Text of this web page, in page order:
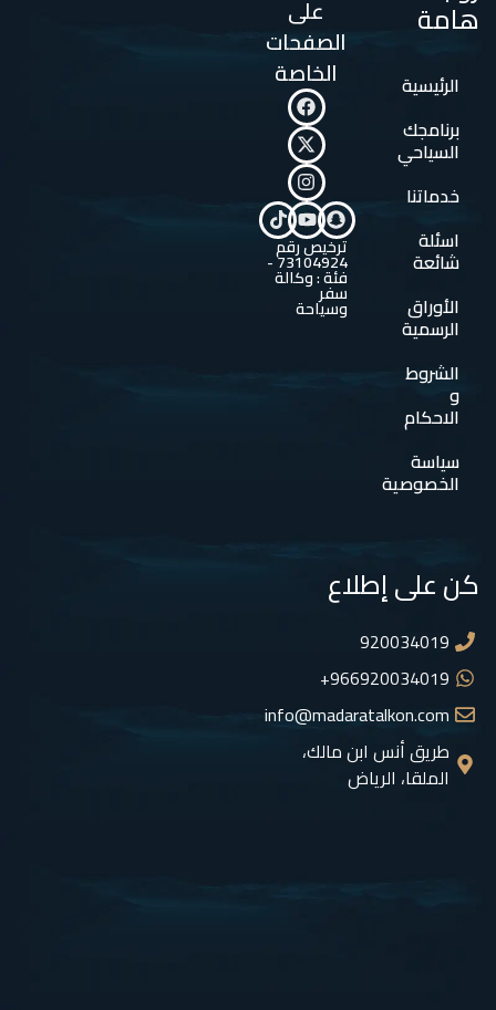
هامة
الرئيسية
برنامجك
السياحي
خدماتنا
اسئلة
شائعة
الأوراق
الرسمية
الشروط
و
الاحكام
سياسة
الخصوصية
على
الصفحات
الخاصة
ترخيص رقم
73104924 -
فئة : وكالة
سفر
وسياحة
كن على إطلاع
920034019
966920034019+
info@madaratalkon.com
طريق أنس ابن مالك،
الملقا، الرياض